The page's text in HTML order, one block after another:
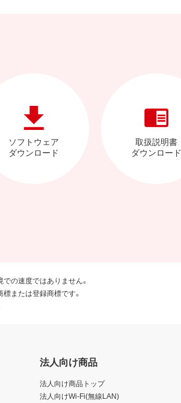
ソフトウェア
ダウンロード
取扱説明書
ダウンロード
の速度ではありません。
または登録商標です。
法人向け商品
法人向け商品トップ
法人向けWi-Fi(無線LAN)